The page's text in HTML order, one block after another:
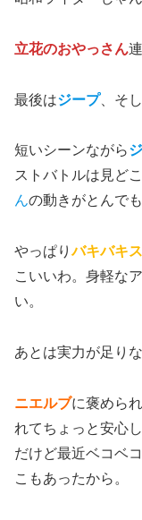
立花のおやっさん
最後はジープ、そ
短いシーンながら
ストバトルは見ど
んの動きがとんでも
やっぱりバキバキ
こいいわ。身軽な
い。
あとは実力が足り
ニエルブに褒めら
れてちょっと安心
だけど最近ベコベ
こもあったから。